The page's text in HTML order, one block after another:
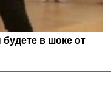
в шоке от